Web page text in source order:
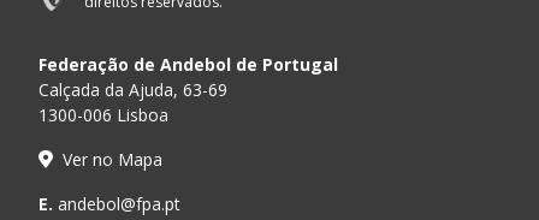
Federação de Andebol de Portugal
Calçada da Ajuda, 63-69
1300-006 Lisboa
Ver no Mapa
E. andebol@fpa.pt